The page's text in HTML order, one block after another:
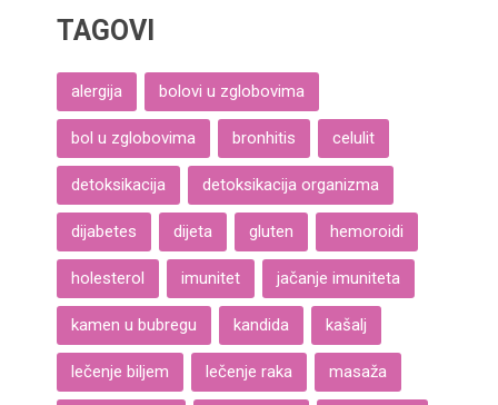
TAGOVI
alergija bolovi u zglobovima
bol u zglobovima bronhitis celulit
detoksikacija detoksikacija organizma
dijabetes dijeta gluten hemoroidi
holesterol imunitet jačanje imuniteta
kamen u bubregu kandida kašalj
lečenje biljem lečenje raka masaža